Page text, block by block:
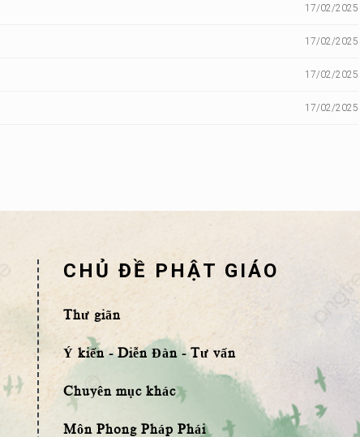
17/02/2025
17/02/2025
17/02/2025
17/02/2025
CHỦ ĐỀ PHẬT GIÁO
Thư giãn
Ý kiến - Diễn Đàn - Tư vấn
Chuyên mục khác
Môn Phong Pháp Phái